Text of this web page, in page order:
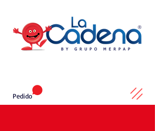
Pedido